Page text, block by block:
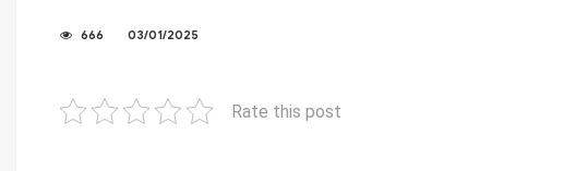
666 03/01/2025
Rate this post